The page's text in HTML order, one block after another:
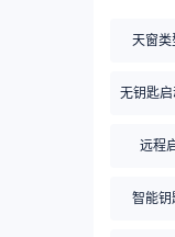
天窗类
无钥匙
远程
智能钥